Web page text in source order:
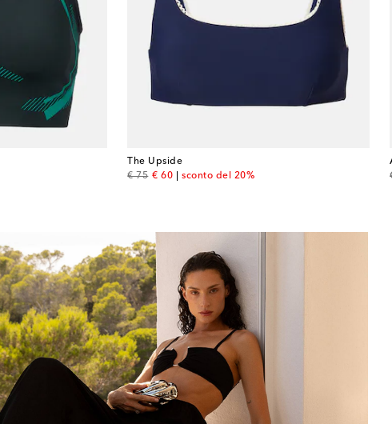
The Upside
€ 75
original price
€ 60
discount price
sconto del 20%